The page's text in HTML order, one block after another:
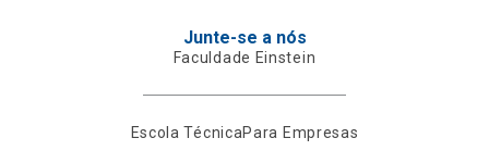
Junte-se a nós
Faculdade Einstein
Escola TécnicaPara Empresas